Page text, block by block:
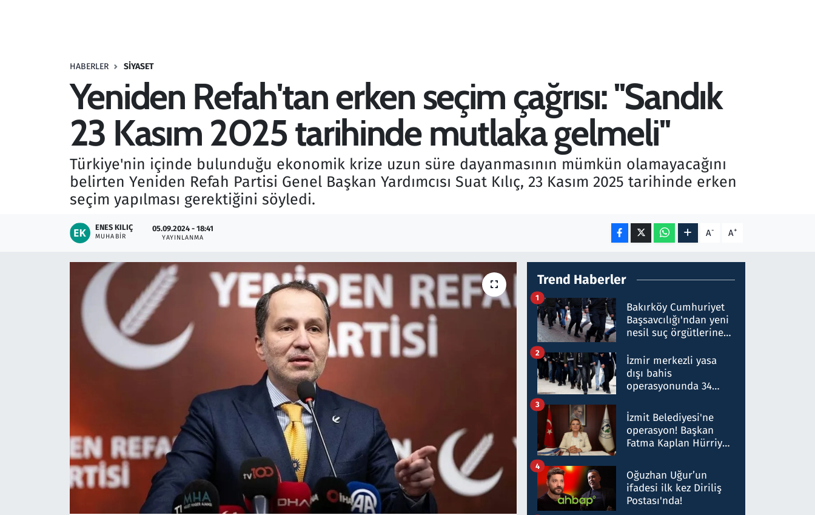
HABERLER SIYASET
Yeniden Refah'tan erken seçim çağrısı: ''Sandık
23 Kasım 2025 tarihinde mutlaka gelmeli''
Türkiye'nin içinde bulunduğu ekonomik krize uzun süre dayanmasının mümkün olamayacağını
belirten Yeniden Refah Partisi Genel Başkan Yardımcısı Suat Kılıç, 23 Kasım 2025 tarihinde erken
seçim yapılması gerektiğini söyledi.
ENES KILIÇ
MUHABIR
05.09.2024 - 18:41
YAYINLANMA A- A+
Trend Haberler
Bakırköy Cumhuriyet
Başsavcılığı'ndan yeni
nesil suç örgütlerine
hakkında gözaltı kararı
1
İzmir merkezli yasa
dışı bahis
operasyonunda 34
Milyar liralık para
trafiği tespit edildi
2
İzmit Belediyesi'ne
operasyon! Başkan
Fatma Kaplan Hürriyet
3
Oğuzhan Uğur’un
ifadesi ilk kez Diriliş
Postası'nda!
4
Savunma Sanayi
Televizyon